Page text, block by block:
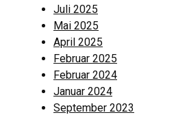
Juli 2025
Mai 2025
April 2025
Februar 2025
Februar 2024
Januar 2024
September 2023